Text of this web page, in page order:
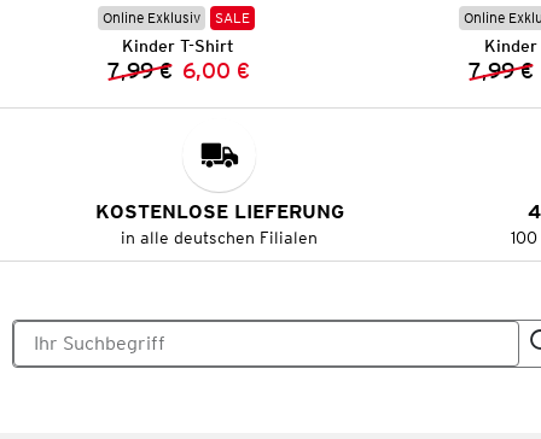
Online Exklusiv SALE
Kinder T-Shirt
Vorheriger Preis:
7,99 € Neuer Preis:
6,00 €
Online
7,99 €
KOSTENLOSE LIEFERUNG
in alle deutschen Filialen